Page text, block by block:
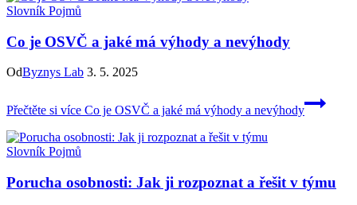
Slovník Pojmů
Co je OSVČ a jaké má výhody a nevýhody
OdByznys Lab 3. 5. 2025
Přečtěte si více Co je OSVČ a jaké má výhody a nevýhody
Slovník Pojmů
Porucha osobnosti: Jak ji rozpoznat a řešit v týmu